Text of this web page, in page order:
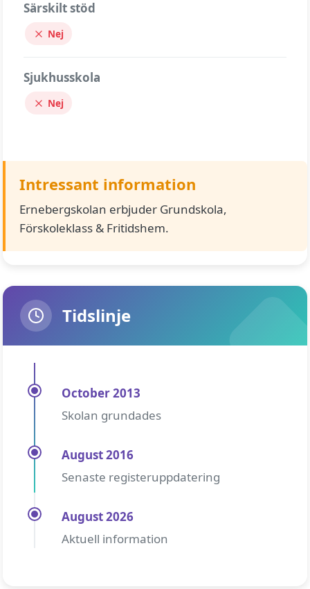
Särskilt stöd
Nej
Sjukhusskola
Nej
Intressant information
Ernebergskolan erbjuder Grundskola,
Förskoleklass & Fritidshem.
Tidslinje
October 2013
Skolan grundades
August 2016
Senaste registeruppdatering
August 2026
Aktuell information